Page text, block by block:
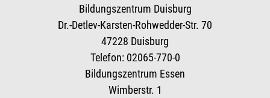
Bildungszentrum Duisburg
Dr.-Detlev-Karsten-Rohwedder-Str. 70
47228 Duisburg
Telefon: 02065-770-0
Bildungszentrum Essen
Wimberstr. 1